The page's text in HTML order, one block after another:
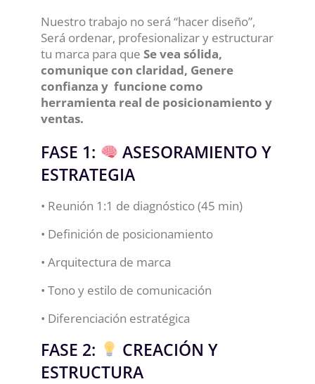
Nuestro trabajo no será “hacer diseño”,
Será ordenar, profesionalizar y estructurar
tu marca para que Se vea sólida,
comunique con claridad, Genere
confianza y funcione como
herramienta real de posicionamiento y
ventas.
FASE 1:
ASESORAMIENTO Y
ESTRATEGIA
• Reunión 1:1 de diagnóstico (45 min)
• Definición de posicionamiento
• Arquitectura de marca
• Tono y estilo de comunicación
• Diferenciación estratégica
FASE 2:
CREACIÓN Y
ESTRUCTURA